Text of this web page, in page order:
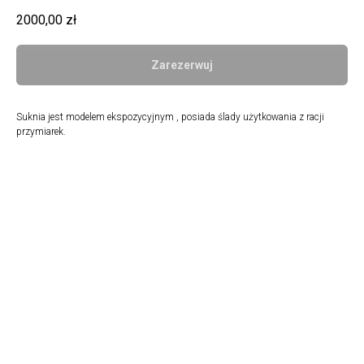
2000,00 zł
Zarezerwuj
Suknia jest modelem ekspozycyjnym , posiada ślady użytkowania z racji
przymiarek.